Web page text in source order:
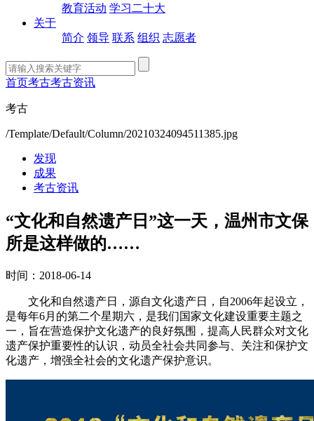
教育活动 学习二十大
关于
简介 领导 联系 组织 志愿者
首页考古考古资讯
考古
/Template/Default/Column/20210324094511385.jpg
发现
成果
考古资讯
“文化和自然遗产日”这一天，温州市文保
所是这样做的……
时间：2018-06-14
文化和自然遗产日，源自文化遗产日，自2006年起设立，
是每年6月的第二个星期六，是我们国家文化建设重要主题之
一，旨在营造保护文化遗产的良好氛围，提高人民群众对文化
遗产保护重要性的认识，动员全社会共同参与、关注和保护文
化遗产，增强全社会的文化遗产保护意识。